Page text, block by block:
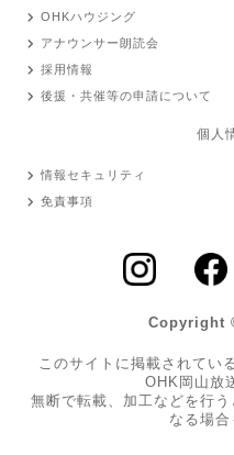
OHKハウジング
アナウンサー朗読会
採用情報
後援・共催等の申請について
個人
情報セキュリティ
免責事項
Copyright
このサイトに掲載されてい
OHK岡山放
無断で転載、加工などを行
なる場合